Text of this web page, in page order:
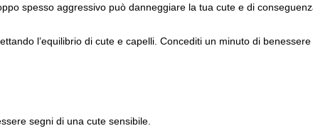
spesso aggressivo può danneggiare la tua cute e di
l’equilibrio di cute e capelli. Concediti un minuto di
segni di una cute sensibile.